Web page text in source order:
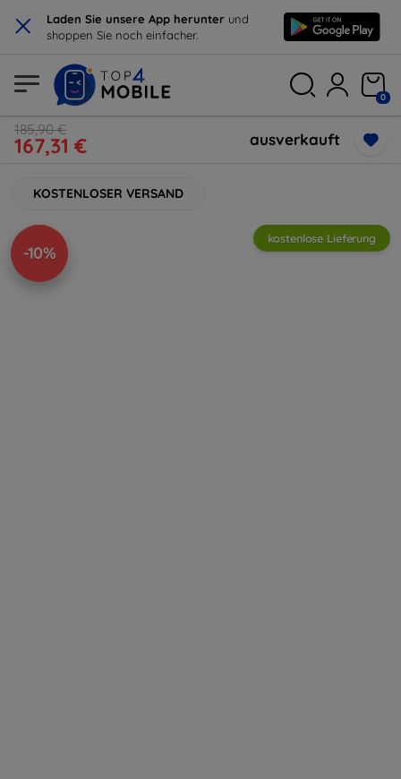
× Laden Sie unsere App herunter und
shoppen Sie noch einfacher.
0
185,90 €
167,31 € ausverkauft
KOSTENLOSER VERSAND
-10%
kostenlose Lieferung